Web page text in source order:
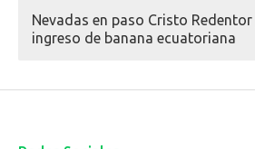
Nevadas en paso Cristo
ingreso de banana ecuatoriana